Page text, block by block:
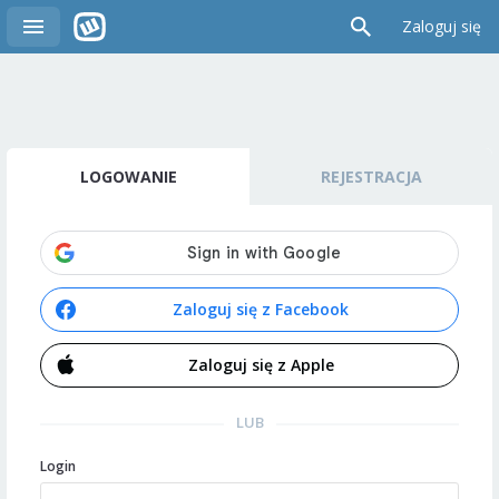
Zaloguj się
LOGOWANIE REJESTRACJA
Zaloguj się z Facebook
Zaloguj się z Apple
LUB
Login